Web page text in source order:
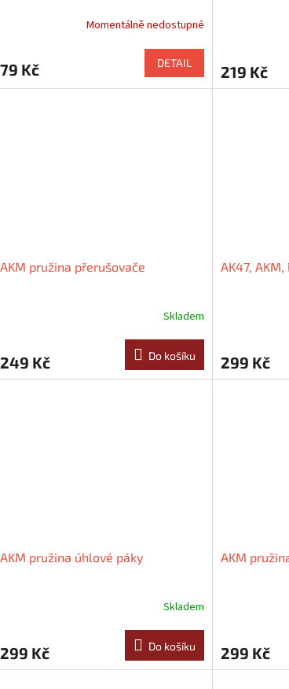
Momentálně nedostupné
79 Kč DETAIL
je
5,0
219 Kč
AKM pružina přerušovače
Skladem
249 Kč Do košíku
AK47,
299 Kč
AKM pružina úhlové páky
Skladem
299 Kč Do košíku
AKM
299 Kč